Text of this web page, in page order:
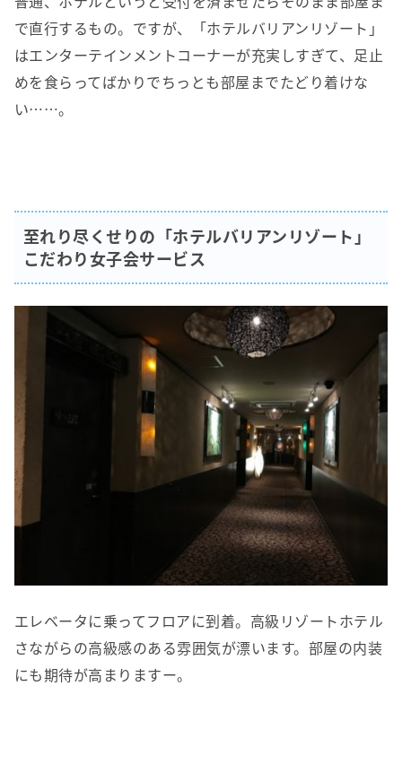
で直行するもの。ですが、「ホテルバリアンリゾート」
はエンターテインメントコーナーが充実しすぎて、足止
めを食らってばかりでちっとも部屋までたどり着けな
い……。
至れり尽くせりの「ホテルバリアンリゾート」
こだわり女子会サービス
エレベータに乗ってフロアに到着。高級リゾートホテル
さながらの高級感のある雰囲気が漂います。部屋の内装
にも期待が高まりますー。